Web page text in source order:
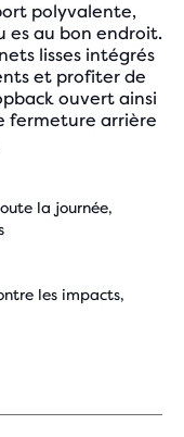
polyvalente,
es au bon endroit.
lisses intégrés
et profiter de
ouvert ainsi
fermeture arrière
la journée,
les impacts,